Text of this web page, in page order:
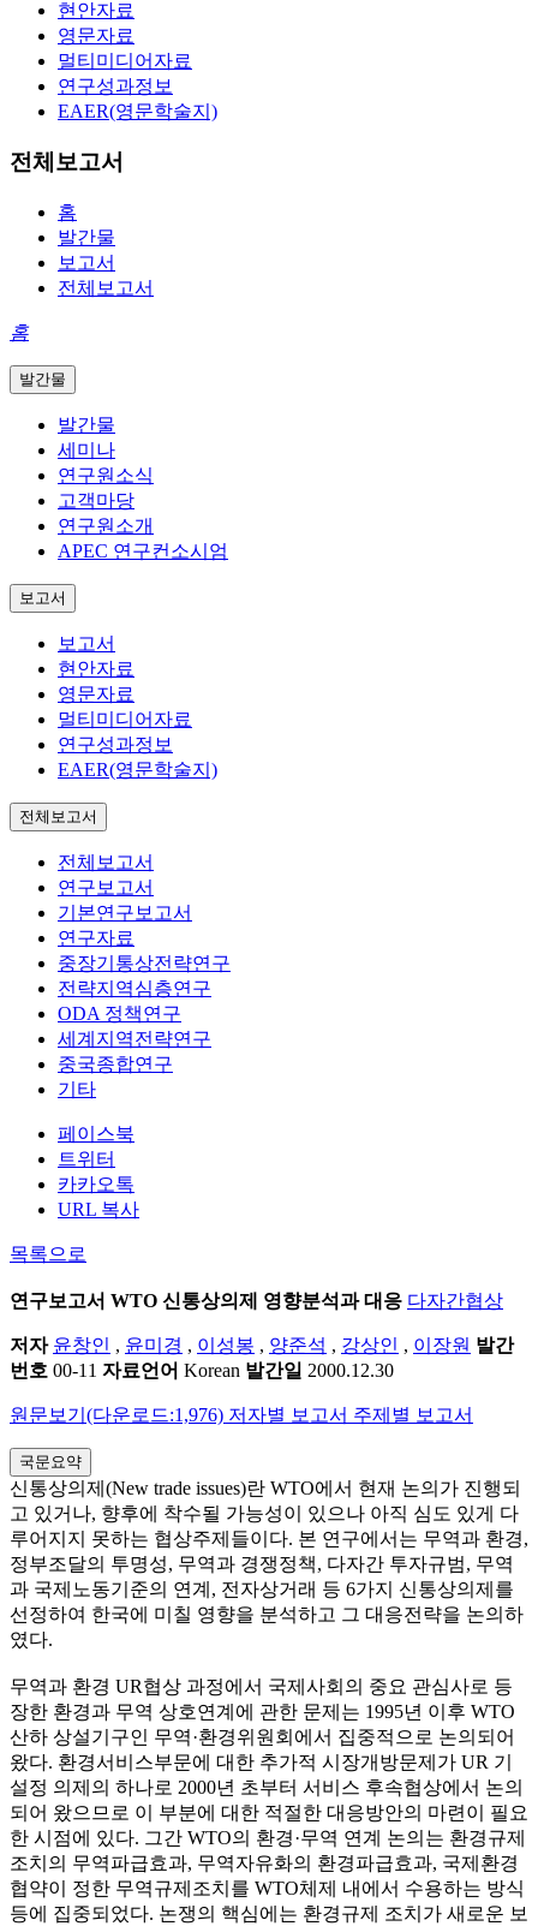
현안자료
영문자료
멀티미디어자료
연구성과정보
EAER(영문학술지)
전체보고서
홈
발간물
보고서
전체보고서
홈
발간물
발간물
세미나
연구원소식
고객마당
연구원소개
APEC 연구컨소시엄
보고서
보고서
현안자료
영문자료
멀티미디어자료
연구성과정보
EAER(영문학술지)
전체보고서
전체보고서
연구보고서
기본연구보고서
연구자료
중장기통상전략연구
전략지역심층연구
ODA 정책연구
세계지역전략연구
중국종합연구
기타
페이스북
트위터
카카오톡
URL 복사
목록으로
연구보고서 WTO 신통상의제 영향분석과 대응 다자간협상
저자 윤창인 , 윤미경 , 이성봉 , 양준석 , 강상인 , 이장원 발간
번호 00-11 자료언어 Korean 발간일 2000.12.30
원문보기(다운로드:1,976) 저자별 보고서 주제별 보고서
국문요약
신통상의제(New trade issues)란 WTO에서 현재 논의가 진행되
고 있거나, 향후에 착수될 가능성이 있으나 아직 심도 있게 다
루어지지 못하는 협상주제들이다. 본 연구에서는 무역과 환경,
정부조달의 투명성, 무역과 경쟁정책, 다자간 투자규범, 무역
과 국제노동기준의 연계, 전자상거래 등 6가지 신통상의제를
선정하여 한국에 미칠 영향을 분석하고 그 대응전략을 논의하
였다.
무역과 환경 UR협상 과정에서 국제사회의 중요 관심사로 등
장한 환경과 무역 상호연계에 관한 문제는 1995년 이후 WTO
산하 상설기구인 무역·환경위원회에서 집중적으로 논의되어
왔다. 환경서비스부문에 대한 추가적 시장개방문제가 UR 기
설정 의제의 하나로 2000년 초부터 서비스 후속협상에서 논의
되어 왔으므로 이 부분에 대한 적절한 대응방안의 마련이 필요
한 시점에 있다. 그간 WTO의 환경·무역 연계 논의는 환경규제
조치의 무역파급효과, 무역자유화의 환경파급효과, 국제환경
협약이 정한 무역규제조치를 WTO체제 내에서 수용하는 방식
등에 집중되었다. 논쟁의 핵심에는 환경규제 조치가 새로운 보